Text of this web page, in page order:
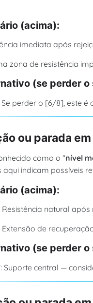
(acima):
imediata após
zona de resistência
(se perder
Se perder o [6/8], este é
ou parada
como o "nível
aqui indicam possíveis
(acima):
Resistência natural após
Extensão de
(se perder
: Suporte central —